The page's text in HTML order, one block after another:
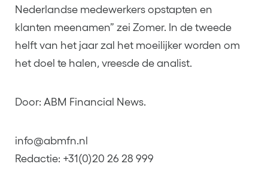
Nederlandse medewerkers opstapten en
klanten meenamen” zei Zomer. In de tweede
helft van het jaar zal het moeilijker worden om
het doel te halen, vreesde de analist.
Door: ABM Financial News.
info@abmfn.nl
Redactie: +31(0)20 26 28 999